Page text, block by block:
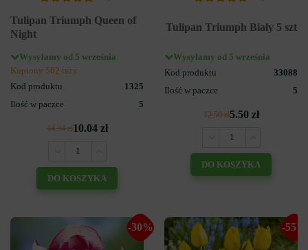
Tulipan Triumph Queen of
Night
Wysyłamy od 5 września
Kupiony 562 razy
Kod produktu
1325
Ilość w paczce
5
14.34 zł10.04 zł
DO KOSZYKA
Tulipan Triumph Biały 5 szt
Wysyłamy od 5 września
Kod produktu
33088
Ilość w paczce
5
12.50 zł5.50 zł
DO KOSZYKA
-30% -55%